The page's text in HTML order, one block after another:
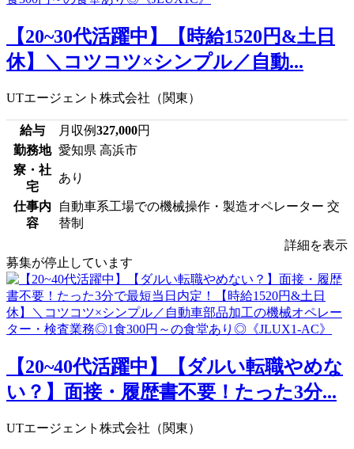
【20~30代活躍中】【時給1520円&土日
休】＼コツコツ×シンプル／自動...
UTエージェント株式会社（関東）
給与 月収例327,000円
勤務地 愛知県 高浜市
寮・社
宅
あり
仕事内
容
自動車系工場での機械操作・製造オペレーター 交
替制
詳細を表示
募集が停止しています
【20~40代活躍中】【ダルい転職やめな
い？】面接・履歴書不要！たった3分...
UTエージェント株式会社（関東）